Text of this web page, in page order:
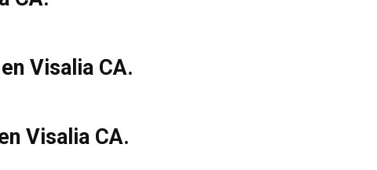
Visalia CA.
Visalia CA.